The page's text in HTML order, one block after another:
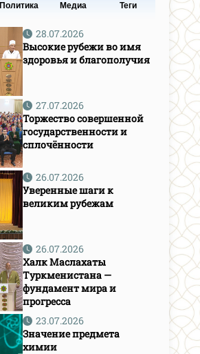
Политика Медиа Теги
28.07.2026
Высокие рубежи во имя
здоровья и благополучия
27.07.2026
Торжество совершенной
государственности и
сплочённости
26.07.2026
Уверенные шаги к
великим рубежам
26.07.2026
Халк Маслахаты
Туркменистана —
фундамент мира и
прогресса
23.07.2026
Значение предмета
химии